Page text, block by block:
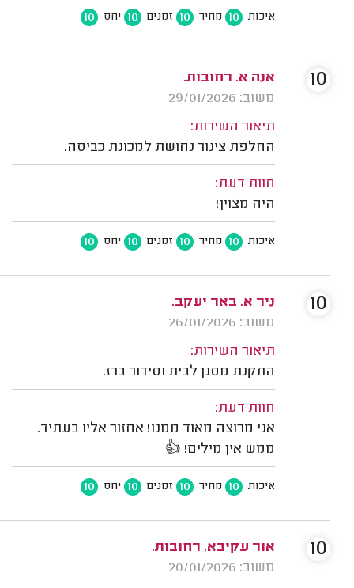
איכות 10 מחיר 10 זמנים 10 יחס 10
אנה א. רחובות.
משוב: 29/01/2026
תיאור השירות:
החלפת צינור נחושת למכונת כביסה.
חוות דעת:
היה מצוין!
איכות 10 מחיר 10 זמנים 10 יחס 10
10
ניר א. באר יעקב.
משוב: 26/01/2026
תיאור השירות:
התקנת מסנן לבית וסידור ברז.
חוות דעת:
אני מרוצה מאוד ממנו! אחזור אליו בעתיד.
ממש אין מילים! 👍
איכות 10 מחיר 10 זמנים 10 יחס 10
10
אור עקיבא, רחובות.
משוב: 20/01/2026
10